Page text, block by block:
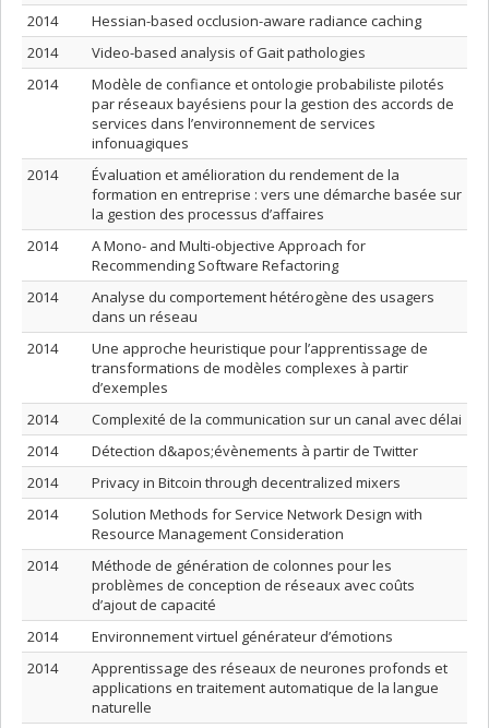
2014
Hessian-based occlusion-aware radiance caching
2014
Video-based analysis of Gait pathologies
2014
Modèle de confiance et ontologie probabiliste pilotés
par réseaux bayésiens pour la gestion des accords de
services dans l’environnement de services
infonuagiques
2014
Évaluation et amélioration du rendement de la
formation en entreprise : vers une démarche basée sur
la gestion des processus d’affaires
2014
A Mono- and Multi-objective Approach for
Recommending Software Refactoring
2014
Analyse du comportement hétérogène des usagers
dans un réseau
2014
Une approche heuristique pour l’apprentissage de
transformations de modèles complexes à partir
d’exemples
2014
Complexité de la communication sur un canal avec délai
2014
Détection d&apos;évènements à partir de Twitter
2014
Privacy in Bitcoin through decentralized mixers
2014
Solution Methods for Service Network Design with
Resource Management Consideration
2014
Méthode de génération de colonnes pour les
problèmes de conception de réseaux avec coûts
d’ajout de capacité
2014
Environnement virtuel générateur d’émotions
2014
Apprentissage des réseaux de neurones profonds et
applications en traitement automatique de la langue
naturelle